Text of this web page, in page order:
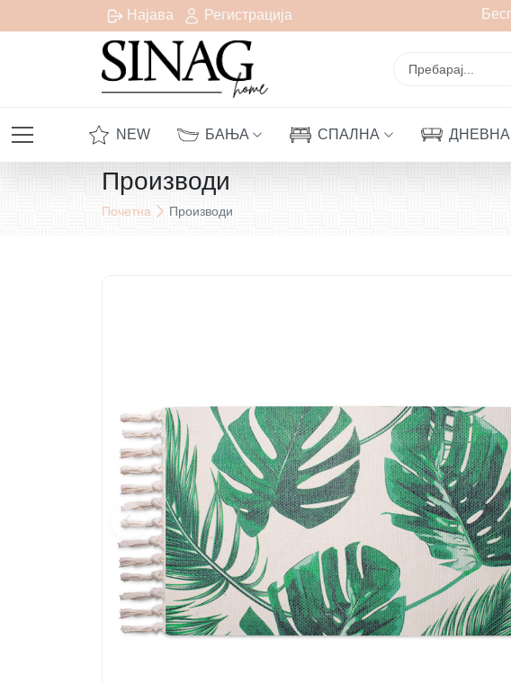
Најава Регистрација
испорака за сите нарачки над 1000 денари
NEW БАЊА СПАЛНА ДНЕВНА
Производи
Почетна Производи